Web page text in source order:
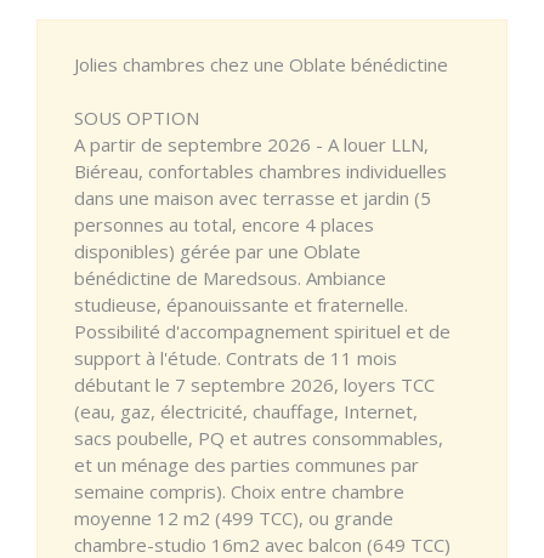
Jolies chambres chez une Oblate bénédictine
SOUS OPTION
A partir de septembre 2026 - A louer LLN,
Biéreau, confortables chambres individuelles
dans une maison avec terrasse et jardin (5
personnes au total, encore 4 places
disponibles) gérée par une Oblate
bénédictine de Maredsous. Ambiance
studieuse, épanouissante et fraternelle.
Possibilité d'accompagnement spirituel et de
support à l'étude. Contrats de 11 mois
débutant le 7 septembre 2026, loyers TCC
(eau, gaz, électricité, chauffage, Internet,
sacs poubelle, PQ et autres consommables,
et un ménage des parties communes par
semaine compris). Choix entre chambre
moyenne 12 m2 (499 TCC), ou grande
chambre-studio 16m2 avec balcon (649 TCC)